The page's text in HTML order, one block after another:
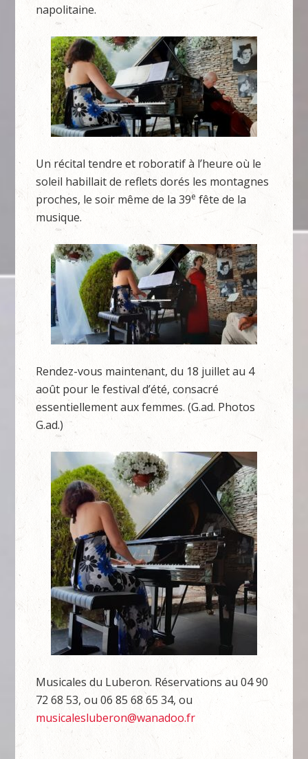
napolitaine.
Un récital tendre et roboratif à l’heure où le
soleil habillait de reflets dorés les montagnes
proches, le soir même de la 39e fête de la
musique.
Rendez-vous maintenant, du 18 juillet au 4
août pour le festival d’été, consacré
essentiellement aux femmes. (G.ad. Photos
G.ad.)
Musicales du Luberon. Réservations au 04 90
72 68 53, ou 06 85 68 65 34, ou
musicalesluberon@wanadoo.fr